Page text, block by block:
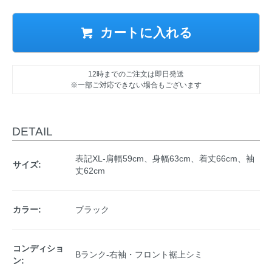
カートに入れる
12時までのご注文は即日発送
※一部ご対応できない場合もございます
DETAIL
サイズ:
表記XL-肩幅59cm、身幅63cm、着丈66cm、袖
丈62cm
カラー: ブラック
コンディショ
ン:
Bランク-右袖・フロント裾上シミ